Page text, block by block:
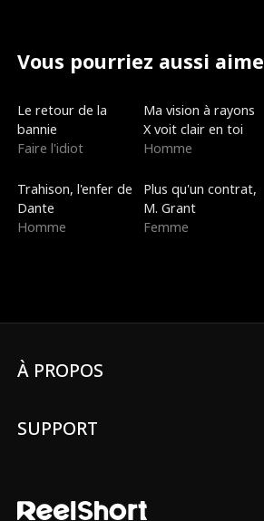
Vous pourriez aussi
Le retour de la
bannie
Faire l'idiot
Ma vision à rayons
X voit clair en toi
Homme
Trahison, l'enfer de
Dante
Homme
Plus qu'un contrat,
M. Grant
Femme
À PROPOS
SUPPORT